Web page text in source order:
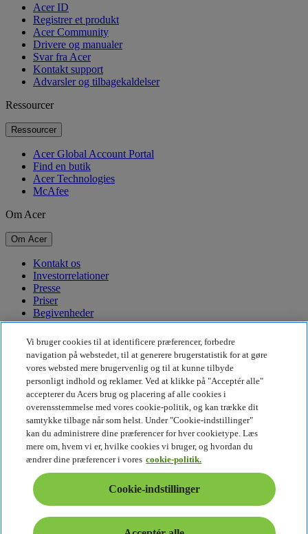
Acer ID
Registrer et produkt
Acer Community
Drivere og manualer
Svar fra Acer
Kontakt support
Advarsler og tilbagekaldelser
Ressourcer
Ressourcer
Acer Global Account Portal
Find en butik
Acer Technologies
McAfee
Om Acer
Om Acer
Kontakt os
Investorrelationer
Presse
Priser
Begivenheder
Bæredygtighed
Bæredygtighed
Virksomhedens sociale ansvar
CO2-aftryk for produkt
Project Humanity
Earthion
Fortrolighedspolitik
Cookiepolitik
Juridisk meddelelse
Yderligere juridiske oplysninger
Tilgængelighedspolitik
Cookie-indstillinger
Danmark - Dansk
Vi bruger cookies til at identificere præferencer, forbedre
navigation på webstedet, til at generere brugerstatistik for at gøre
vores websted mere brugervenlig og til at kunne tilbyde
personligt indhold og reklamer. Ved at klikke på "Acceptér alle"
accepterer du Acers brug og placering af alle cookies i
overensstemmelse med vores cookie-politik, og kan trække dit
samtykke tilbage når som helst. Under "Cookie-indstillinger"
kan du administrere dine præferencer for hver cookietype. Læs
mere om, hvem vi er, hvilke cookies vi bruger, og hvordan du
ændrer dine præferencer i vores cookie-politik.
Cookie-indstillinger